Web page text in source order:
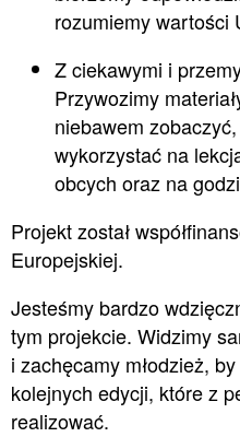
rozumiemy wartości
Z ciekawymi i
Przywozimy
niebawem
wykorzystać na
obcych oraz na
Projekt został
Europejskiej.
Jesteśmy bardzo
tym projekcie. Widzimy
i zachęcamy młodzież,
kolejnych edycji, które z
realizować.